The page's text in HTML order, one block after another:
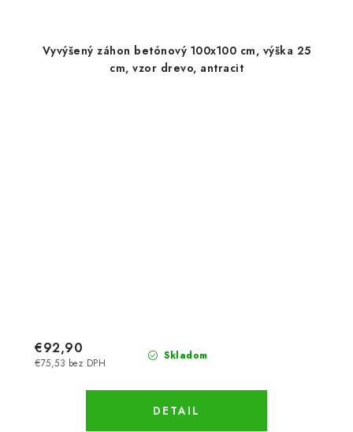
Vyvýšený záhon betónový 100x100 cm, výška 25
cm, vzor drevo, antracit
Skladom
€75,53 bez DPH
€92,90
DETAIL